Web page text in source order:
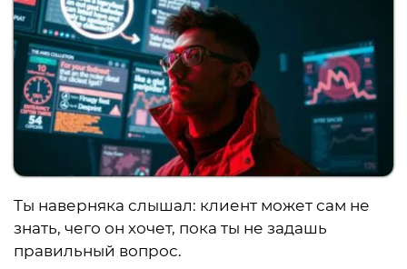
Ты наверняка слышал: клиент может сам не
знать, чего он хочет, пока ты не задашь
правильный вопрос.